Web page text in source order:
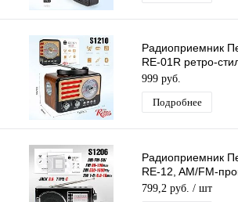
Радиоприемник
RE-01R ретро-
проигрыватель,
аккумулятор/220В
999 руб.
Подробнее
Радиоприемник
RE-12, AM/FM-
питание
799,2 руб. / шт